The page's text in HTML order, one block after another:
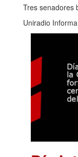
Tres senadores
Uniradio Informa